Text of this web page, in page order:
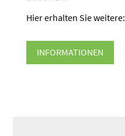
Hier erhalten Sie weitere:
INFOR­MA­TIONEN